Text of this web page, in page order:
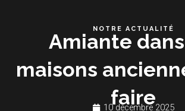
NOTRE ACTUALITÉ
Amiante
maisons
faire
10 décembre 2025